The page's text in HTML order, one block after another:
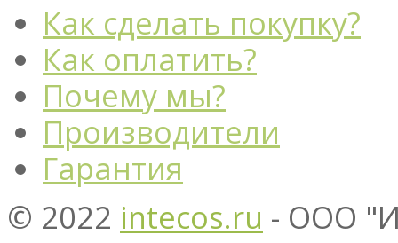
Как сделать покупку?
Как оплатить?
Почему мы?
Производители
Гарантия
© 2022 intecos.ru - ООО